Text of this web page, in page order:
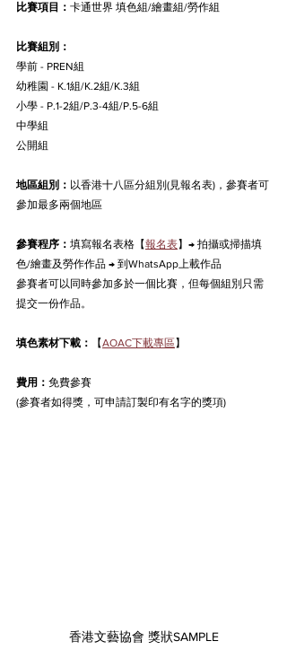
比賽項目： 卡通世界 填色組/繪畫組/勞作組
比賽組別：
學前 - PREN組
幼稚園 - K.1組/K.2組/K.3組
小學 - P.1-2組/P.3-4組/P.5-6組
中學組
公開組
地區組別： 以香港十八區分組別(見報名表)，參賽者可
參加最多兩個地區
參賽程序： 填寫報名表格【報名表】→ 拍攝或掃描填
色/繪畫及勞作作品 → 到WhatsApp上載作品
參賽者可以同時參加多於一個比賽，但每個組別只需
提交一份作品。
填色素材下載： 【AOAC下載專區 】
費用： 免費參賽
(參賽者如得獎，可申請訂製印有名字的獎項)
香港文藝協會 獎狀SAMPLE